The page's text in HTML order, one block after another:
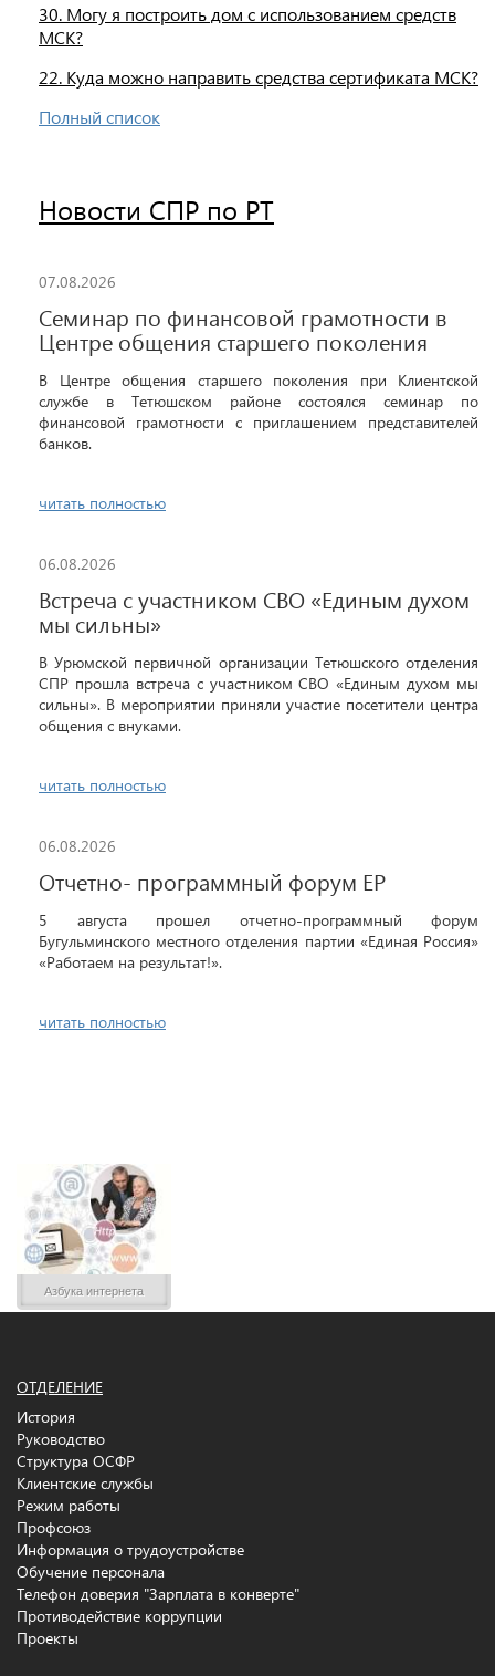
30. Могу я построить дом с использованием средств
МСК?
22. Куда можно направить средства сертификата МСК?
Полный список
Новости СПР по РТ
07.08.2026
Семинар по финансовой грамотности в
Центре общения старшего поколения
В Центре общения старшего поколения при Клиентской
службе в Тетюшском районе состоялся семинар по
финансовой грамотности с приглашением представителей
банков.
читать полностью
06.08.2026
Встреча с участником СВО «Единым духом
мы сильны»
В Урюмской первичной организации Тетюшского отделения
СПР прошла встреча с участником СВО «Единым духом мы
сильны». В мероприятии приняли участие посетители центра
общения с внуками.
читать полностью
06.08.2026
Отчетно- программный форум ЕР
5 августа прошел отчетно-программный форум
Бугульминского местного отделения партии «Единая Россия»
«Работаем на результат!».
читать полностью
Азбука интернета
ОТДЕЛЕНИЕ
История
Руководство
Структура ОСФР
Клиентские службы
Режим работы
Профсоюз
Информация о трудоустройстве
Обучение персонала
Телефон доверия "Зарплата в конверте"
Противодействие коррупции
Проекты